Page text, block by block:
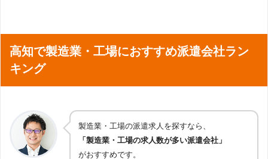
高知で製造業・工場におすすめ派遣会社ラン
キング
製造業・工場の派遣求人を探すなら、
「製造業・工場の求人数が多い派遣会社」
がおすすめです。